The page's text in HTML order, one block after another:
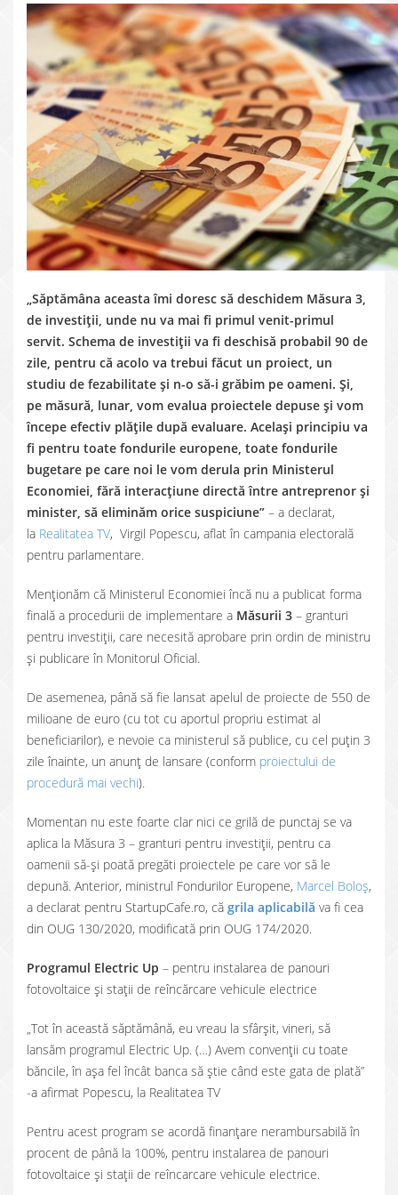
„Săptămâna aceasta îmi doresc să deschidem Măsura 3,
de investiții, unde nu va mai fi primul venit-primul
servit. Schema de investiții va fi deschisă probabil 90 de
zile, pentru că acolo va trebui făcut un proiect, un
studiu de fezabilitate și n-o să-i grăbim pe oameni. Și,
pe măsură, lunar, vom evalua proiectele depuse și vom
începe efectiv plățile după evaluare. Același principiu va
fi pentru toate fondurile europene, toate fondurile
bugetare pe care noi le vom derula prin Ministerul
Economiei, fără interacțiune directă între antreprenor și
minister, să eliminăm orice suspiciune” – a declarat,
la Realitatea TV, Virgil Popescu, aflat în campania electorală
pentru parlamentare.
Menționăm că Ministerul Economiei încă nu a publicat forma
finală a procedurii de implementare a Măsurii 3 – granturi
pentru investiții, care necesită aprobare prin ordin de ministru
și publicare în Monitorul Oficial.
De asemenea, până să fie lansat apelul de proiecte de 550 de
milioane de euro (cu tot cu aportul propriu estimat al
beneficiarilor), e nevoie ca ministerul să publice, cu cel puțin 3
zile înainte, un anunț de lansare (conform proiectului de
procedură mai vechi).
Momentan nu este foarte clar nici ce grilă de punctaj se va
aplica la Măsura 3 – granturi pentru investiții, pentru ca
oamenii să-și poată pregăti proiectele pe care vor să le
depună. Anterior, ministrul Fondurilor Europene, Marcel Boloș,
a declarat pentru StartupCafe.ro, că grila aplicabilă va fi cea
din OUG 130/2020, modificată prin OUG 174/2020.
Programul Electric Up – pentru instalarea de panouri
fotovoltaice şi staţii de reîncărcare vehicule electrice
„Tot în această săptămână, eu vreau la sfârșit, vineri, să
lansăm programul Electric Up. (…) Avem convenții cu toate
băncile, în așa fel încât banca să știe când este gata de plată”
-a afirmat Popescu, la Realitatea TV
Pentru acest program se acordă finanțare nerambursabilă în
procent de până la 100%, pentru instalarea de panouri
fotovoltaice și stații de reîncarcare vehicule electrice.